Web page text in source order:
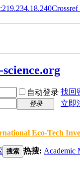
自动登录 找回
登录
立即
Eco-Tech
搜索 热搜: Academic